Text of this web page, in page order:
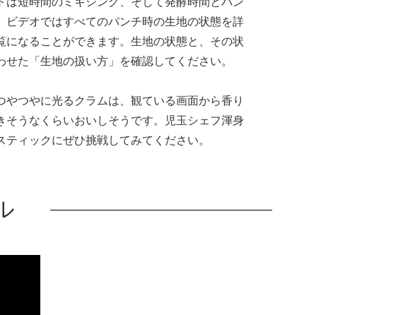
ビデオではすべてのパンチ時の生地の状態を詳
になることができます。生地の状態と、その状
せた「生地の扱い方」を確認してください。
やつやに光るクラムは、観ている画面から香り
そうなくらいおいしそうです。児玉シェフ渾身
ティックにぜひ挑戦してみてください。